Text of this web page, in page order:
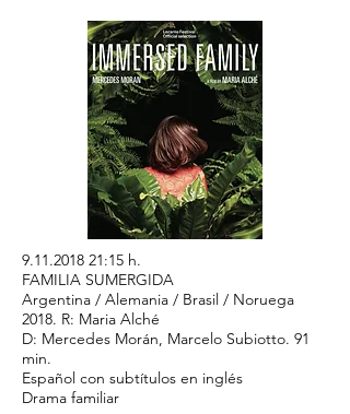
9.11.2018 21:15 h.
FAMILIA SUMERGIDA
Argentina / Alemania / Brasil / Noruega
2018. R: Maria Alché
D: Mercedes Morán, Marcelo Subiotto. 91
min.
Español con subtítulos en inglés
Drama familiar